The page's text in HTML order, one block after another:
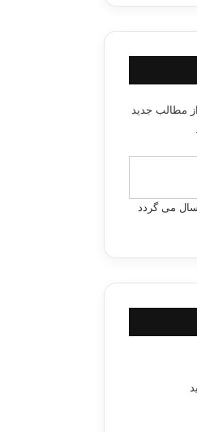
مطالب جدید
می گردد